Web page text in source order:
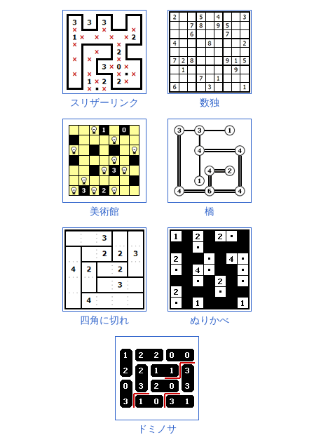
スリザーリンク 数独
美術館 橋
四角に切れ ぬりかべ
ドミノサ